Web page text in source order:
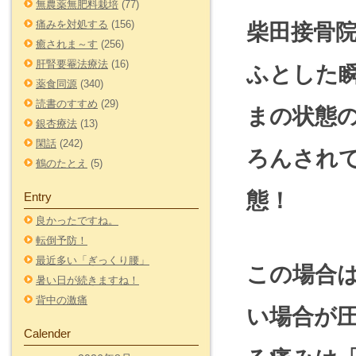
無農薬無肥料栽培 (77)
痛みを対処する (156)
癒されま～す (256)
肝腎要罨法療法 (16)
薬食同源 (340)
読書のすすめ (29)
銀杏療法 (13)
閑話 (242)
鶴のたとえ (5)
Entry
良かったですね。
転倒予防！
最近多い「ぎっくり腰」
暑い日が続きますね！
背中の激痛
Calender
柴田接骨
ふとした
まの状態
ろんされ
態！
この場合
い場合が